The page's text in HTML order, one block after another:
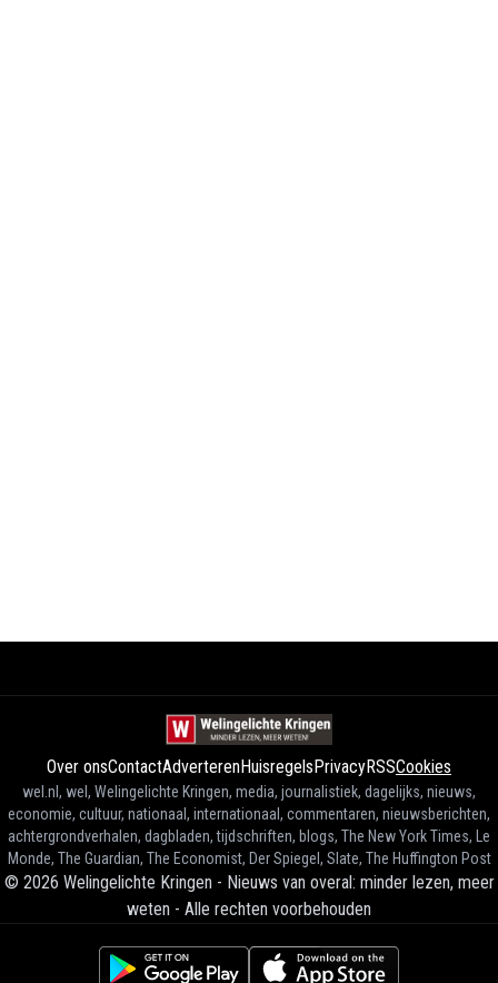
Over onsContactAdverterenHuisregels PrivacyRSSCookies
wel.nl, wel, Welingelichte Kringen, media, journalistiek, dagelijks, nieuws,
economie, cultuur, nationaal, internationaal, commentaren, nieuwsberichten,
achtergrondverhalen, dagbladen, tijdschriften, blogs, The New York Times, Le
Monde, The Guardian, The Economist, Der Spiegel, Slate, The Huffington Post
© 2026 Welingelichte Kringen - Nieuws van overal: minder lezen, meer
weten - Alle rechten voorbehouden